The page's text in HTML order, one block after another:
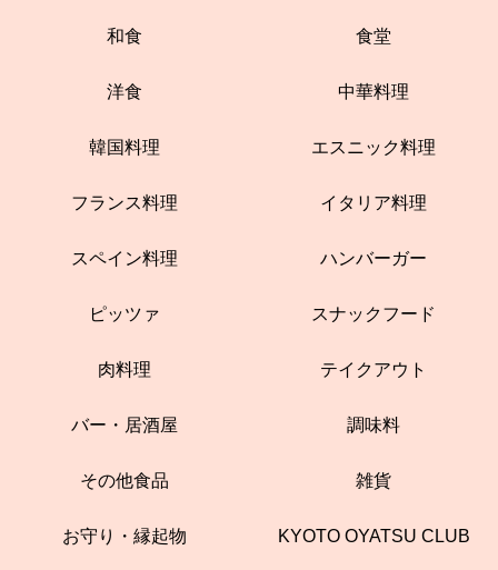
和食 食堂
洋食 中華料理
韓国料理 エスニック料理
フランス料理 イタリア料理
スペイン料理 ハンバーガー
ピッツァ スナックフード
肉料理 テイクアウト
バー・居酒屋 調味料
その他食品 雑貨
お守り・縁起物 KYOTO OYATSU CLUB